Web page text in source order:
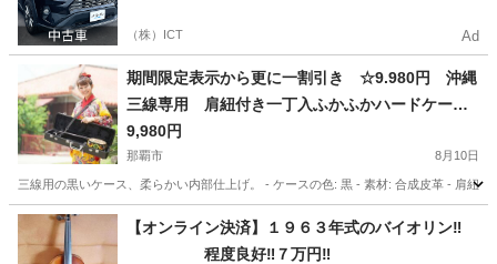
（株）ICT Ad
期間限定表示から更に一割引き ☆9.980円 沖縄
三線専用 肩紐付き一丁入ふかふかハードケース
と調弦チューナーセット
9,980円
那覇市 8月10日
三線用の黒いケース、柔らかい内部仕上げ。 - ケースの色: 黒 - 素材: 合成皮革 - 肩紐
沖縄 那覇市 弦楽器、ギター 三線
【オンライン決済】１９６３年式のバイオリン‼️
程度良好‼️７万円‼️